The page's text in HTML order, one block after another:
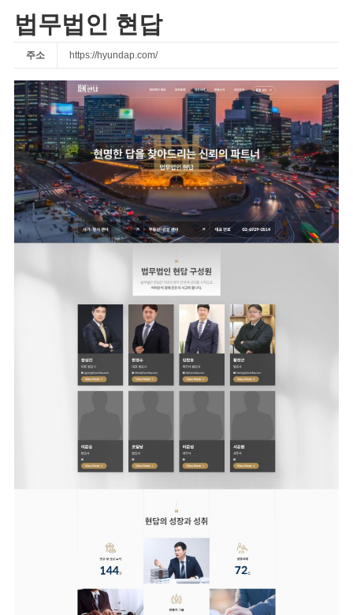
법무법인 현답
주소 https://hyundap.com/